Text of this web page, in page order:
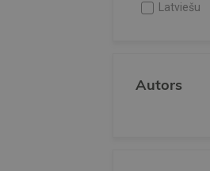
Latviešu
Autors